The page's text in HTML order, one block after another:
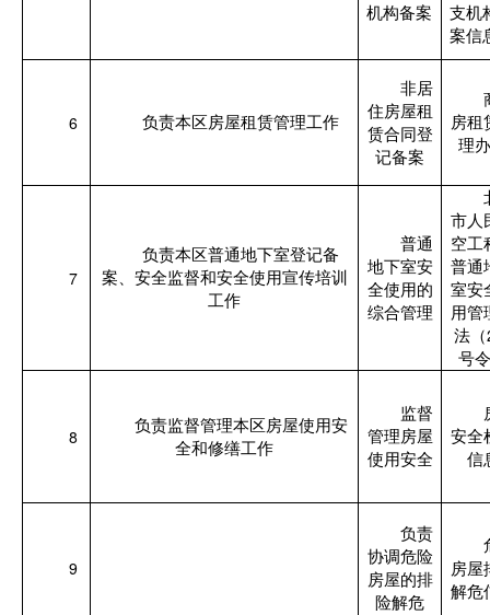
机构备案
支机
案信
6 负责本区房屋租赁管理工作
非居
住房屋租
赁合同登
记备案
房租
理
7
负责本区普通地下室登记备
案、安全监督和安全使用宣传培训
工作
普通
地下室安
全使用的
综合管理
市人
空工
普通
室安
用管
法（
号
8
负责监督管理本区房屋使用安
全和修缮工作
监督
管理房屋
使用安全
安全
信
9
负责
协调危险
房屋的排
险解危
房屋
解危